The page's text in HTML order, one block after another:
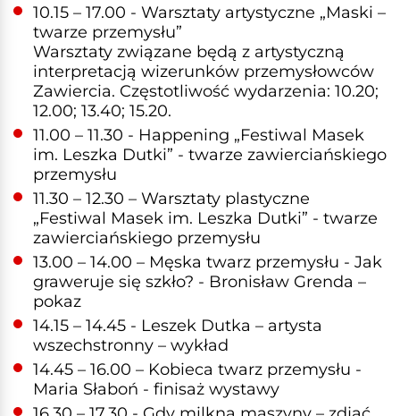
10.15 – 17.00 - Warsztaty artystyczne „Maski –
twarze przemysłu”
Warsztaty związane będą z artystyczną
interpretacją wizerunków przemysłowców
Zawiercia. Częstotliwość wydarzenia: 10.20;
12.00; 13.40; 15.20.
11.00 – 11.30 - Happening „Festiwal Masek
im. Leszka Dutki” - twarze zawierciańskiego
przemysłu
11.30 – 12.30 – Warsztaty plastyczne
„Festiwal Masek im. Leszka Dutki” - twarze
zawierciańskiego przemysłu
13.00 – 14.00 – Męska twarz przemysłu - Jak
graweruje się szkło? - Bronisław Grenda –
pokaz
14.15 – 14.45 - Leszek Dutka – artysta
wszechstronny – wykład
14.45 – 16.00 – Kobieca twarz przemysłu -
Maria Słaboń - finisaż wystawy